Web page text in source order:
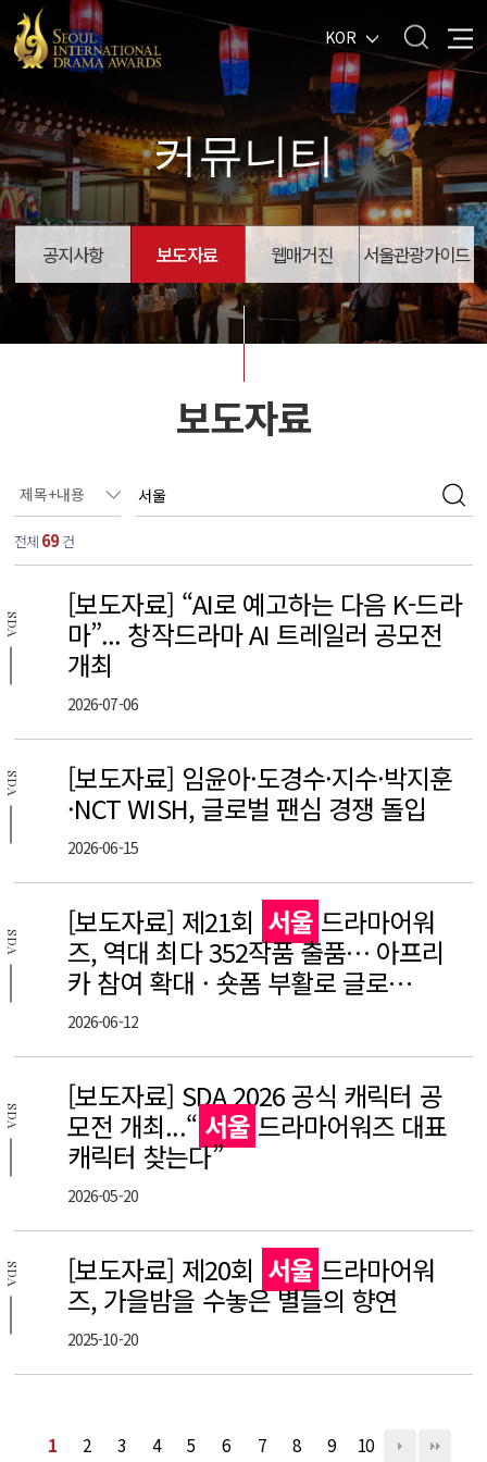
KOR
커뮤니티
공지사항 보도자료 웹매거진 서울관광가이드
보도자료
전체 69건
SDA
[보도자료] “AI로 예고하는 다음 K-드라
마”... 창작드라마 AI 트레일러 공모전
개최
2026-07-06
SDA
[보도자료] 임윤아·도경수·지수·박지훈
·NCT WISH, 글로벌 팬심 경쟁 돌입
2026-06-15
SDA
[보도자료] 제21회 서울 드라마어워
즈, 역대 최다 352작품 출품… 아프리
카 참여 확대 · 숏폼 부활로 글로…
2026-06-12
SDA
[보도자료] SDA 2026 공식 캐릭터 공
모전 개최...“ 서울 드라마어워즈 대표
캐릭터 찾는다”
2026-05-20
SDA [보도자료] 제20회 서울 드라마어워
즈, 가을밤을 수놓은 별들의 향연
2025-10-20
1 2 3 4 5 6 7 8 9 10